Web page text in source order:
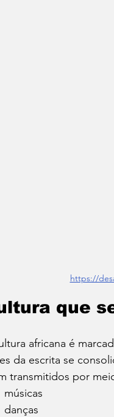
https://
que
africana é
da escrita se
transmitidos por
músicas
danças